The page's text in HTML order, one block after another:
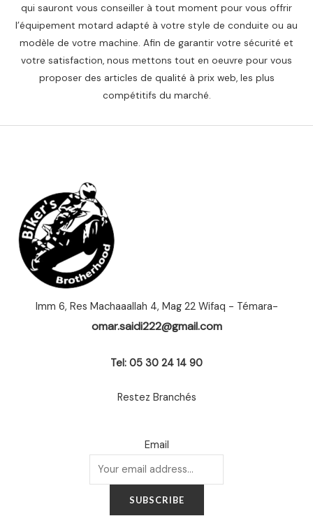
qui sauront vous conseiller à tout moment pour vous offrir
l’équipement motard adapté à votre style de conduite ou au
modèle de votre machine. Afin de garantir votre sécurité et
votre satisfaction, nous mettons tout en oeuvre pour vous
proposer des articles de qualité à prix web, les plus
compétitifs du marché.
Imm 6, Res Machaaallah 4, Mag 22 Wifaq - Témara-
omar.saidi222@gmail.com
Tel: 05 30 24 14 90
Restez Branchés
Email
SUBSCRIBE